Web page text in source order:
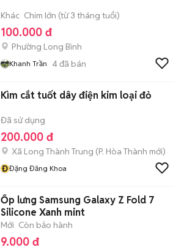
Khác Chim lớn (từ 3 tháng tuổi)
100.000 đ
Phường Long Bình
Khanh Trần 4đã bán
Kìm cắt tuốt dây điện kim loại đỏ
Đã sử dụng
200.000 đ
Xã Long Thành Trung (P. Hòa Thành mới)
ĐĐặng Đăng Khoa
Ốp lưng Samsung Galaxy Z Fold 7
Silicone Xanh mint
Mới Còn bảo hành
9.000 đ